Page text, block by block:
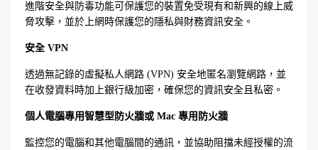
進階安全與防毒功能可保護您的裝置免受現有和新興的線上威
脅攻擊，並於上網時保護您的隱私與財務資訊安全。
安全 VPN
透過無記錄的虛擬私人網路 (VPN) 安全地匿名瀏覽網路，並
在收發資料時加上銀行級加密，確保您的資訊安全且私密。
個人電腦專用智慧型防火牆或 Mac 專用防火牆
監控您的電腦和其他電腦間的通訊，並協助阻擋未經授權的流